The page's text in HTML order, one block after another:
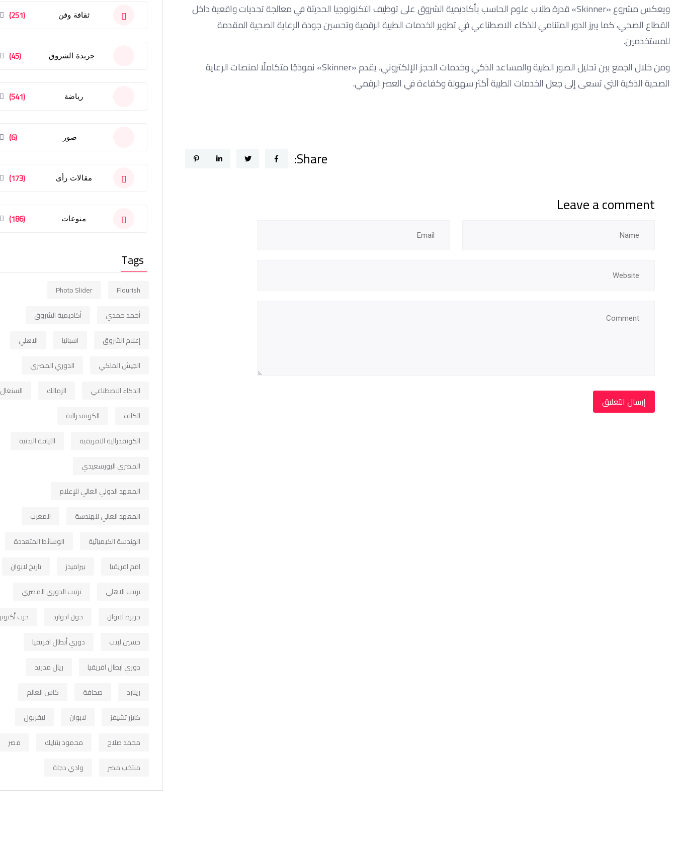
ويعكس مشروع «Skinner» قدرة طلاب علوم الحاسب بأكاديمية الشروق على توظيف التكنولوجيا الحديثة في معالجة تحديات واقعية داخل
القطاع الصحي، كما يبرز الدور المتنامي للذكاء الاصطناعي في تطوير الخدمات الطبية الرقمية وتحسين جودة الرعاية الصحية المقدمة
للمستخدمين.
ومن خلال الجمع بين تحليل الصور الطبية والمساعد الذكي وخدمات الحجز الإلكتروني، يقدم «Skinner» نموذجًا متكاملًا لمنصات الرعاية
الصحية الذكية التي تسعى إلى جعل الخدمات الطبية أكثر سهولة وكفاءة في العصر الرقمي.
Share:
Leave a comment
ثقافة وفن (251)
جريدة الشروق (45)
رياضة (541)
صور (6)
مقالات رأى (173)
منوعات (186)
Tags
Flourish
Photo Slider
أحمد حمدي
أكاديمية الشروق
إعلام الشروق
اسبانيا
الاهلي
الجيش الملكي
الدوري المصري
الذكاء الاصطناعي
الزمالك
السنغال
الكاف
الكونفدرالية
الكونفدرالية الافريقية
اللياقة البدنية
المصري البورسعيدي
المعهد الدولي العالي للإعلام
المعهد العالي للهندسة
المغرب
الهندسة الكيميائية
الوسائط المتعددة
امم افريقيا
بيراميدز
تاريخ لابوان
ترتيب الاهلي
ترتيب الدوري المصري
جزيرة لابوان
جون ادوارد
حرب أكتوبر
حسين لبيب
دوري أبطال افريقيا
دوري ابطال افريقيا
ريال مدريد
رينارد
صحافة
كاس العالم
كايزر تشيفز
لابوان
ليفربول
محمد صلاح
محمود بنتايك
مصر
منتخب مصر
وادي دجلة